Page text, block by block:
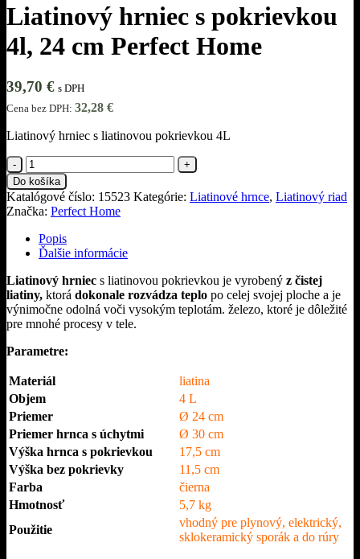
Liatinový hrniec s pokrievkou
4l, 24 cm Perfect Home
39,70 € s DPH
Cena bez DPH: 32,28 €
Liatinový hrniec s liatinovou pokrievkou 4L
množstvo
Liatinový
hrniec
s
pokrievkou
4l,
24
cm
Perfect
Home
Do košíka
Katalógové číslo: 15523 Kategórie: Liatinové hrnce, Liatinový riad
Značka: Perfect Home
Popis
Ďalšie informácie
Liatinový hrniec s liatinovou pokrievkou je vyrobený z čistej
liatiny, ktorá dokonale rozvádza teplo po celej svojej ploche a je
výnimočne odolná voči vysokým teplotám. železo, ktoré je dôležité
pre mnohé procesy v tele.
Parametre:
Materiál
liatina
Objem
4 L
Priemer
Ø 24 cm
Priemer hrnca s úchytmi
Ø 30 cm
Výška hrnca s pokrievkou
17,5 cm
Výška bez pokrievky
11,5 cm
Farba
čierna
Hmotnosť
5,7 kg
Použitie
vhodný pre plynový, elektrický,
sklokeramický sporák a do rúry